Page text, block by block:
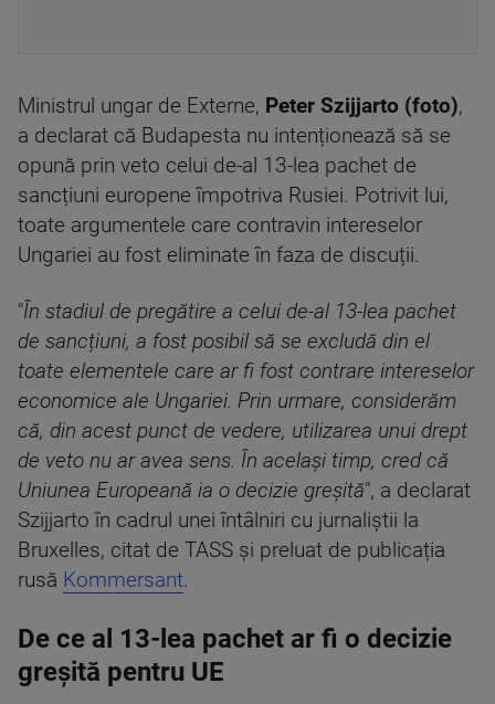
Ministrul ungar de Externe, Peter Szijjarto (foto),
a declarat că Budapesta nu intenționează să se
opună prin veto celui de-al 13-lea pachet de
sancțiuni europene împotriva Rusiei. Potrivit lui,
toate argumentele care contravin intereselor
Ungariei au fost eliminate în faza de discuții.
"În stadiul de pregătire a celui de-al 13-lea pachet
de sancțiuni, a fost posibil să se excludă din el
toate elementele care ar fi fost contrare intereselor
economice ale Ungariei. Prin urmare, considerăm
că, din acest punct de vedere, utilizarea unui drept
de veto nu ar avea sens. În același timp, cred că
Uniunea Europeană ia o decizie greșită", a declarat
Szijjarto în cadrul unei întâlniri cu jurnaliștii la
Bruxelles, citat de TASS și preluat de publicația
rusă Kommersant.
De ce al 13-lea pachet ar fi o decizie
greșită pentru UE